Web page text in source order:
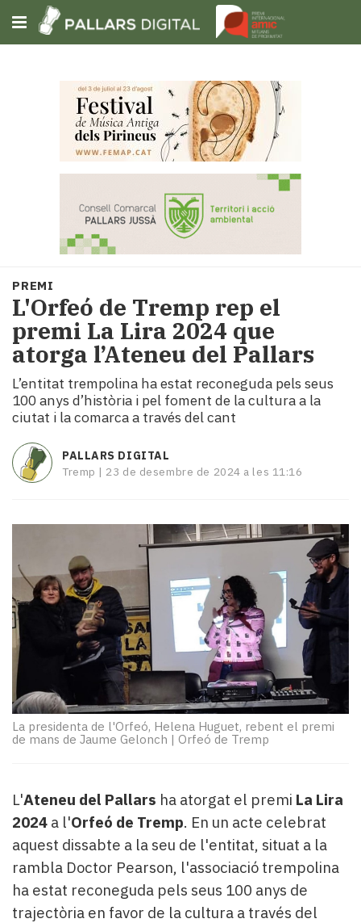
Subscriu-t'hi
Portada
Societat
Política
i
municipis
Economia
turisme
Cultura
Mai
tant!
TV
mitjans
Reportatges
Entrevistes
Enquestes
la
teva!
Subscriptors
La
Pallars
Contingut
patrocinat
Lo
més
llegit...
Editorial
PREMI
L'Orfeó de Tremp rep el
premi La Lira 2024 que
atorga l’Ateneu del Pallars
L’entitat trempolina ha estat reconeguda pels seus
100 anys d’història i pel foment de la cultura a la
ciutat i la comarca a través del cant
PALLARS DIGITAL
Tremp | 23 de desembre de 2024 a les 11:16
La presidenta de l'Orfeó, Helena Huguet, rebent el premi
de mans de Jaume Gelonch | Orfeó de Tremp
L'Ateneu del Pallars ha atorgat el premi La Lira
2024 a l'Orfeó de Tremp. En un acte celebrat
aquest dissabte a la seu de l'entitat, situat a la
rambla Doctor Pearson, l'associació trempolina
ha estat reconeguda pels seus 100 anys de
trajectòria en favor de la cultura a través del